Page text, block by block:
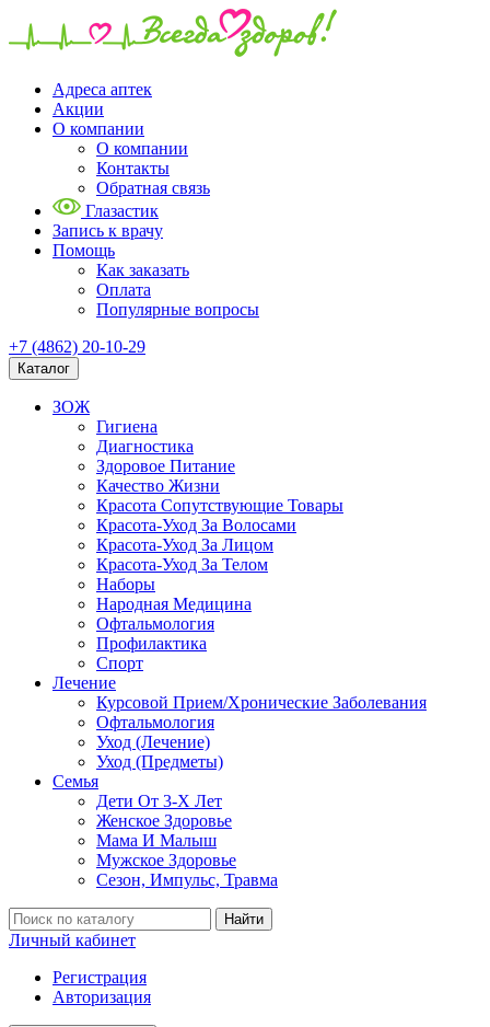
Адреса аптек
Акции
О компании
О компании
Контакты
Обратная связь
Глазастик
Запись к врачу
Помощь
Как заказать
Оплата
Популярные вопросы
+7 (4862) 20-10-29
Каталог
ЗОЖ
Гигиена
Диагностика
Здоровое Питание
Качество Жизни
Красота Сопутствующие Товары
Красота-Уход За Волосами
Красота-Уход За Лицом
Красота-Уход За Телом
Наборы
Народная Медицина
Офтальмология
Профилактика
Спорт
Лечение
Курсовой Прием/Хронические Заболевания
Офтальмология
Уход (Лечение)
Уход (Предметы)
Семья
Дети От 3-Х Лет
Женское Здоровье
Мама И Малыш
Мужское Здоровье
Сезон, Импульс, Травма
Найти
Личный кабинет
Регистрация
Авторизация